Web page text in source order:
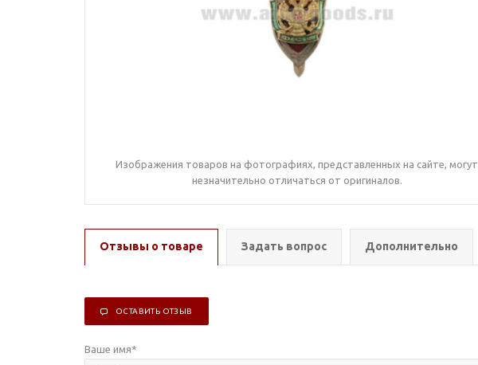
Изображения товаров на фотографиях, представленных на сайте, могут
незначительно отличаться от оригиналов.
Отзывы о товаре Задать вопрос Дополнительно
ОСТАВИТЬ ОТЗЫВ
Ваше имя*